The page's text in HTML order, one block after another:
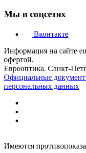
Мы в соцсетях
Вконтакте
Информация на сайте
офертой.
Еврооптика. Санкт-
Официальные
персональных данных
Имеются